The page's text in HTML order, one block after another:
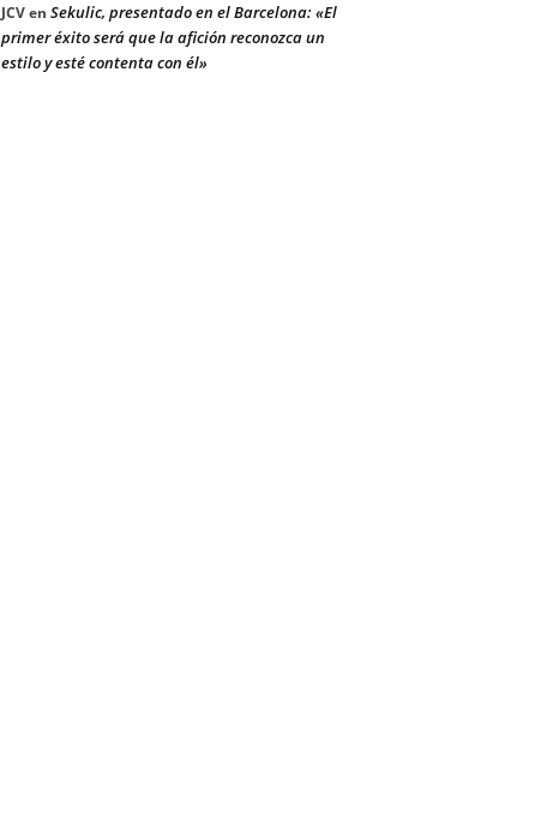
JCVen Sekulic, presentado en el Barcelona: «El
primer éxito será que la afición reconozca un
estilo y esté contenta con él»